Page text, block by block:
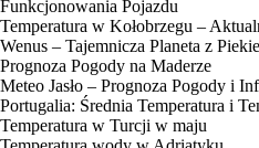
Funkcjonowania Pojazdu
Temperatura w Kołobrzegu –
Wenus – Tajemnicza Planeta z
Prognoza Pogody na Maderze
Meteo Jasło – Prognoza Pogody i
Portugalia: Średnia Temperatura i
Temperatura w Turcji w maju